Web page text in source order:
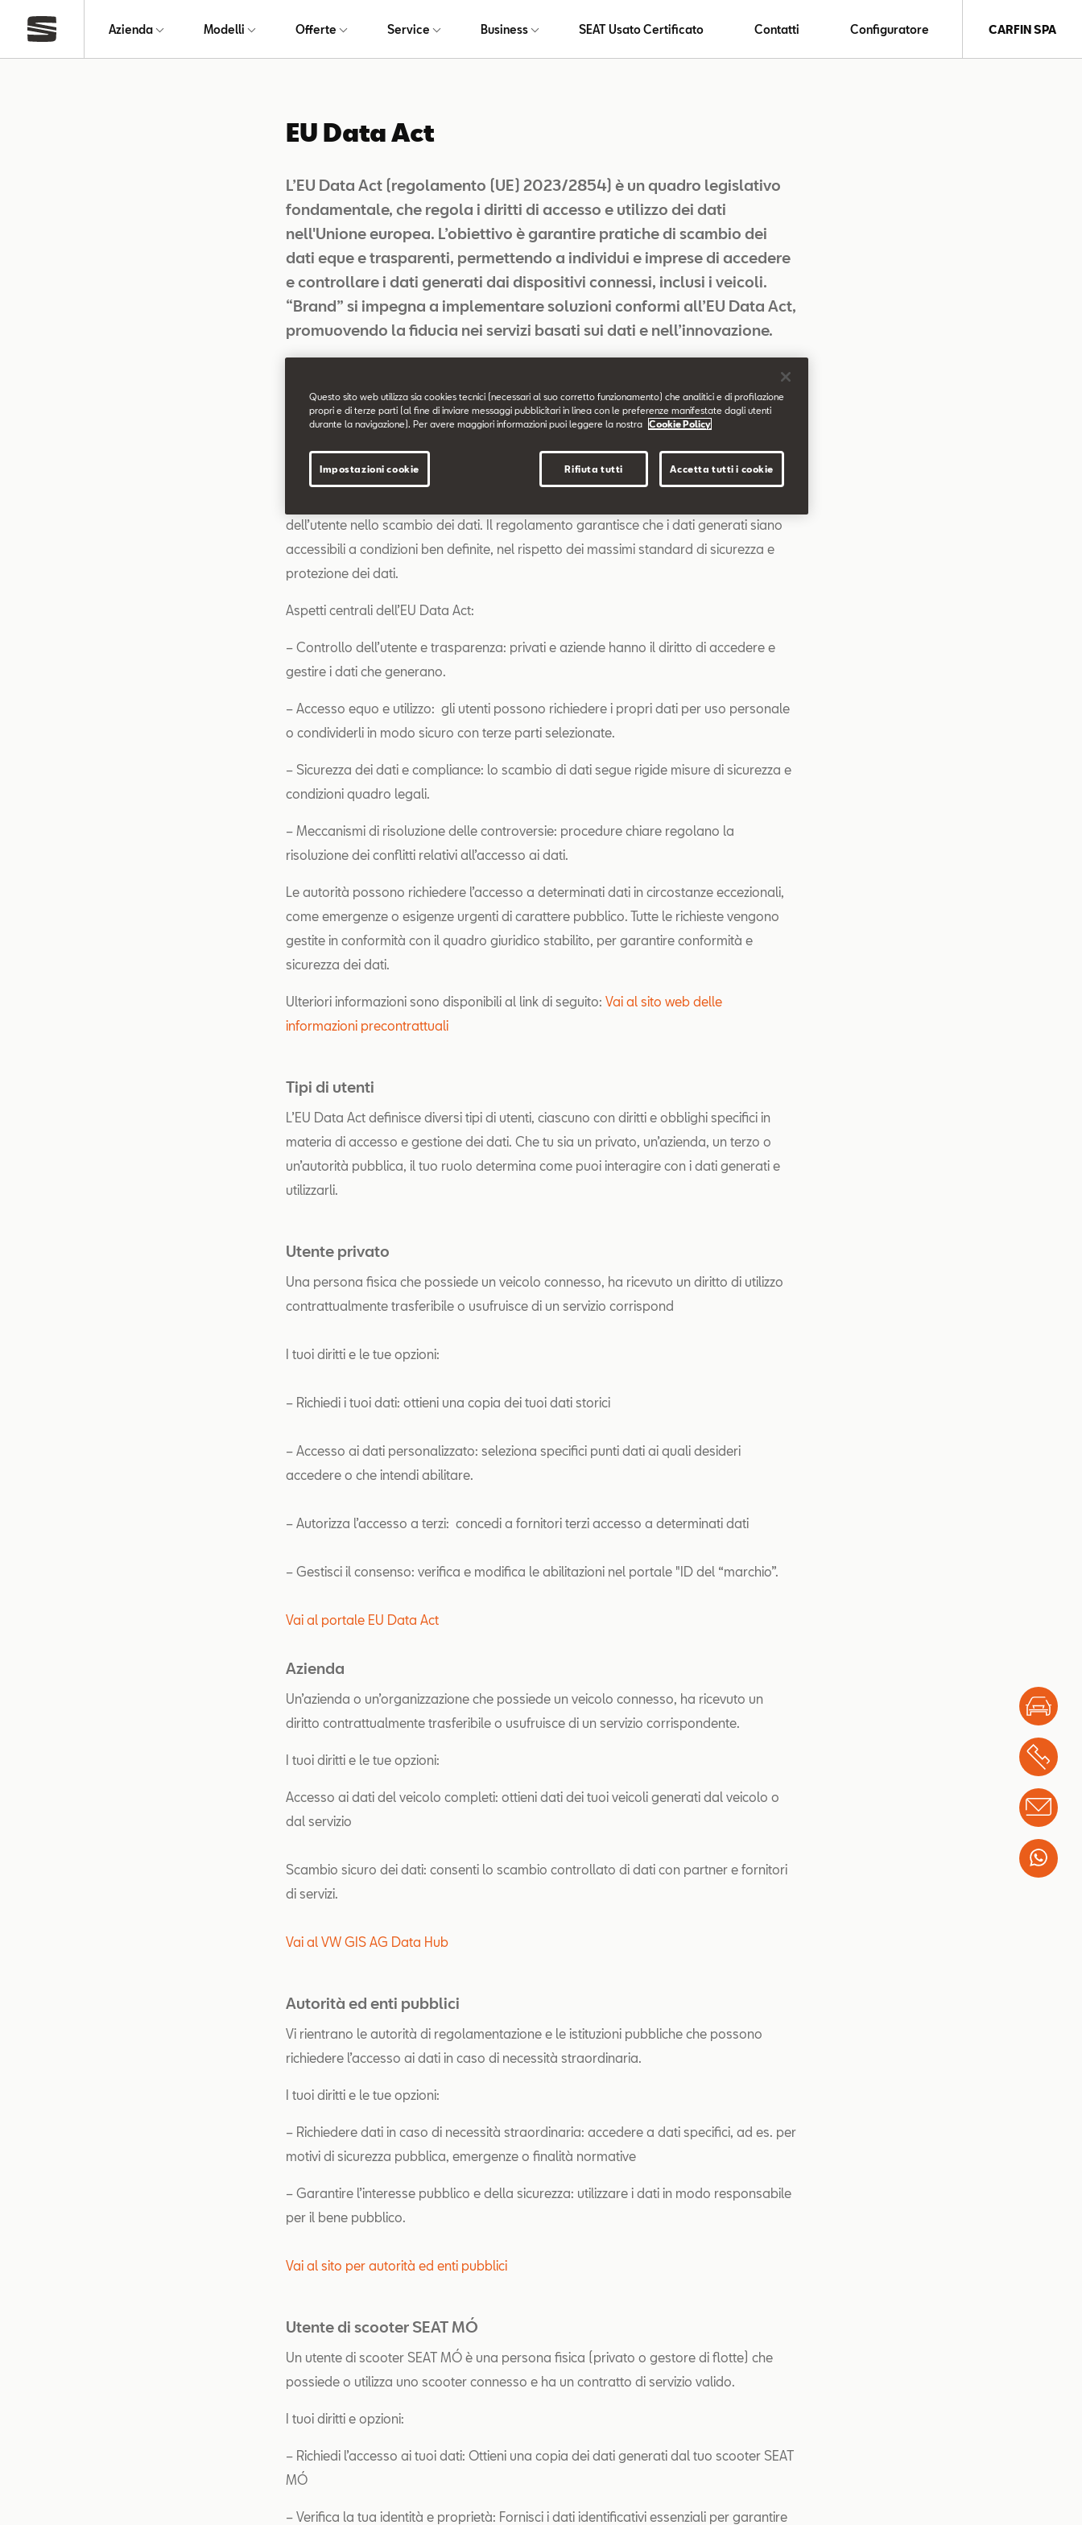
Azienda Modelli Offerte Service Business SEAT Usato Certificato Contatti Configuratore CARFIN SPA
EU Data Act
L’EU Data Act (regolamento (UE) 2023/2854) è un quadro legislativo
fondamentale, che regola i diritti di accesso e utilizzo dei dati
nell'Unione europea. L’obiettivo è garantire pratiche di scambio dei
dati eque e trasparenti, permettendo a individui e imprese di accedere
e controllare i dati generati dai dispositivi connessi, inclusi i veicoli.
“Brand” si impegna a implementare soluzioni conformi all’EU Data Act,
promuovendo la fiducia nei servizi basati sui dati e nell’innovazione.
Ulteriori informazioni relative all’EU Data Act sono disponibili al link di
seguito:Scopri di più sulla legislazione dell’UE
I tuoi dati, i tuoi diritti
dell’utente nello scambio dei dati. Il regolamento garantisce che i dati generati siano
accessibili a condizioni ben definite, nel rispetto dei massimi standard di sicurezza e
protezione dei dati.
Aspetti centrali dell’EU Data Act:
– Controllo dell’utente e trasparenza: privati e aziende hanno il diritto di accedere e
gestire i dati che generano.
– Accesso equo e utilizzo: gli utenti possono richiedere i propri dati per uso personale
o condividerli in modo sicuro con terze parti selezionate.
– Sicurezza dei dati e compliance: lo scambio di dati segue rigide misure di sicurezza e
condizioni quadro legali.
– Meccanismi di risoluzione delle controversie: procedure chiare regolano la
risoluzione dei conflitti relativi all’accesso ai dati.
Le autorità possono richiedere l’accesso a determinati dati in circostanze eccezionali,
come emergenze o esigenze urgenti di carattere pubblico. Tutte le richieste vengono
gestite in conformità con il quadro giuridico stabilito, per garantire conformità e
sicurezza dei dati.
Ulteriori informazioni sono disponibili al link di seguito: Vai al sito web delle
informazioni precontrattuali
Tipi di utenti
L’EU Data Act definisce diversi tipi di utenti, ciascuno con diritti e obblighi specifici in
materia di accesso e gestione dei dati. Che tu sia un privato, un’azienda, un terzo o
un’autorità pubblica, il tuo ruolo determina come puoi interagire con i dati generati e
utilizzarli.
Utente privato
Una persona fisica che possiede un veicolo connesso, ha ricevuto un diritto di utilizzo
contrattualmente trasferibile o usufruisce di un servizio corrispond
I tuoi diritti e le tue opzioni:
– Richiedi i tuoi dati: ottieni una copia dei tuoi dati storici
– Accesso ai dati personalizzato: seleziona specifici punti dati ai quali desideri
accedere o che intendi abilitare.
– Autorizza l’accesso a terzi: concedi a fornitori terzi accesso a determinati dati
– Gestisci il consenso: verifica e modifica le abilitazioni nel portale "ID del “marchio”.
Vai al portale EU Data Act
Azienda
Un’azienda o un’organizzazione che possiede un veicolo connesso, ha ricevuto un
diritto contrattualmente trasferibile o usufruisce di un servizio corrispondente.
I tuoi diritti e le tue opzioni:
Accesso ai dati del veicolo completi: ottieni dati dei tuoi veicoli generati dal veicolo o
dal servizio
Scambio sicuro dei dati: consenti lo scambio controllato di dati con partner e fornitori
di servizi.
Vai al VW GIS AG Data Hub
Autorità ed enti pubblici
Vi rientrano le autorità di regolamentazione e le istituzioni pubbliche che possono
richiedere l’accesso ai dati in caso di necessità straordinaria.
I tuoi diritti e le tue opzioni:
– Richiedere dati in caso di necessità straordinaria: accedere a dati specifici, ad es. per
motivi di sicurezza pubblica, emergenze o finalità normative
– Garantire l’interesse pubblico e della sicurezza: utilizzare i dati in modo responsabile
per il bene pubblico.
Vai al sito per autorità ed enti pubblici
Utente di scooter SEAT MÓ
Un utente di scooter SEAT MÓ è una persona fisica (privato o gestore di flotte) che
possiede o utilizza uno scooter connesso e ha un contratto di servizio valido.
I tuoi diritti e opzioni:
– Richiedi l’accesso ai tuoi dati: Ottieni una copia dei dati generati dal tuo scooter SEAT
MÓ
– Verifica la tua identità e proprietà: Fornisci i dati identificativi essenziali per garantire
Questo sito web utilizza sia cookies tecnici (necessari al suo corretto funzionamento) che analitici e di profilazione
propri e di terze parti (al fine di inviare messaggi pubblicitari in linea con le preferenze manifestate dagli utenti
durante la navigazione). Per avere maggiori informazioni puoi leggere la nostra
Cookie Policy
Rifiuta tutti Accetta tutti i cookie
Impostazioni cookie